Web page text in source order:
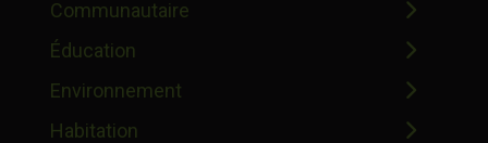
Communautaire
Éducation
Environnement
Habitation